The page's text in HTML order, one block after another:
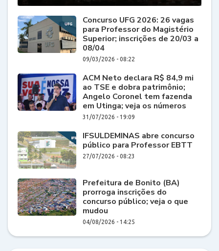
Concurso UFG 2026: 26 vagas
para Professor do Magistério
Superior; inscrições de 20/03 a
08/04
09/03/2026 - 08:22
ACM Neto declara R$ 84,9 mi
ao TSE e dobra patrimônio;
Angelo Coronel tem fazenda
em Utinga; veja os números
31/07/2026 - 19:09
IFSULDEMINAS abre concurso
público para Professor EBTT
27/07/2026 - 08:23
Prefeitura de Bonito (BA)
prorroga inscrições do
concurso público; veja o que
mudou
04/08/2026 - 14:25